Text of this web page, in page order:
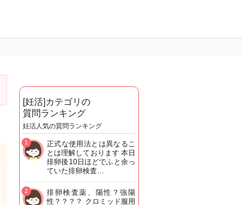
[妊活]カテゴリの
質問ランキング
妊活人気の質問ランキング
正式な使用法とは異なるこ
とは理解しております 本日
排卵後10日ほどでふと余っ
ていた排卵検査…
1
排卵検査薬、陽性？強陽
性？？？？ クロミッド服用
2